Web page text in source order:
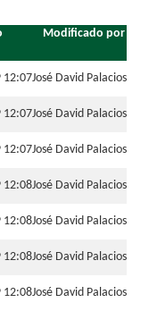
Modificado por
12:07José David Palacios
12:07José David Palacios
12:07José David Palacios
12:08José David Palacios
12:08José David Palacios
12:08José David Palacios
12:08José David Palacios